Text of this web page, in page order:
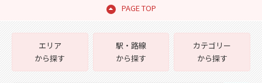
PAGE TOP
エリア
から探す
駅・路線
から探す
カテゴリー
から探す